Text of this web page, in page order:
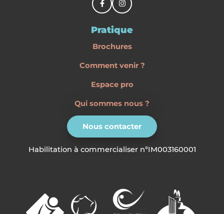
Pratique
Brochures
Comment venir ?
Espace pro
Qui sommes nous ?
Nous contacter
Habilitation à commercialiser n°IM003160001